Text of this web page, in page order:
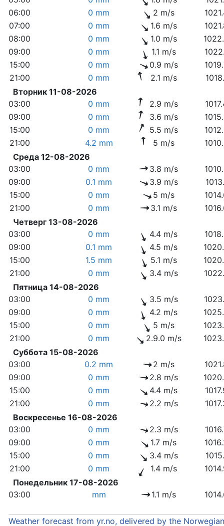
06:00
0 mm 2 m/s
07:00
0 mm 1.6 m/s
08:00
0 mm 1.0 m/s
09:00
0 mm 1.1 m/s
15:00
0 mm 0.9 m/s
21:00
0 mm 2.1 m/s
Вторник 11-08-2026
03:00
0 mm 2.9 m/s
09:00
0 mm 3.6 m/s
15:00
0 mm 5.5 m/s
21:00
4.2 mm 5 m/s
Среда 12-08-2026
03:00
0 mm 3.8 m/s
09:00
0.1 mm 3.9 m/s
15:00
0 mm 5 m/s
21:00
0 mm 3.1 m/s
Четверг 13-08-2026
03:00
0 mm 4.4 m/s
09:00
0.1 mm 4.5 m/s
15:00
1.5 mm 5.1 m/s
21:00
0 mm 3.4 m/s
Пятница 14-08-2026
03:00
0 mm 3.5 m/s
09:00
0 mm 4.2 m/s
15:00
0 mm 5 m/s
21:00
0 mm 2.9.0 m/s
Суббота 15-08-2026
03:00
0.2 mm 2 m/s
09:00
0 mm 2.8 m/s
15:00
0 mm 4.4 m/s
21:00
0 mm 2.2 m/s
Воскресенье 16-08-2026
03:00
0 mm 2.3 m/s
09:00
0 mm 1.7 m/s
15:00
0 mm 3.4 m/s
21:00
0 mm 1.4 m/s
Понедельник 17-08-2026
03:00
mm 1.1 m/s
Weather forecast from yr.no, delivered by the